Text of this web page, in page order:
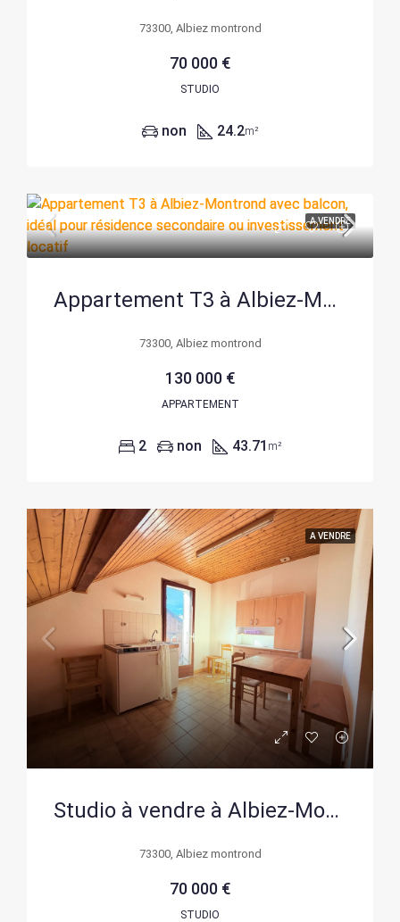
73300, Albiez montrond
70 000 €
STUDIO
non 24.2m²
A VENDRE
Appartement T3 à Albiez-Montrond avec balcon, idéal pour résidence secondaire ou investissement locatif
73300, Albiez montrond
130 000 €
APPARTEMENT
2 non 43.71 m²
A VENDRE
Studio à vendre à Albiez-Montrond avec balcon, exposition sud-ouest, idéal investissement ou pied-à-terre en montagne
73300, Albiez montrond
70 000 €
STUDIO